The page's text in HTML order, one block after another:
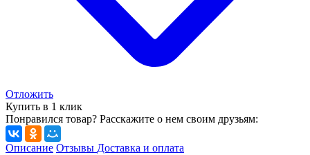
Отложить
Купить в 1 клик
Понравился товар? Расскажите о нем своим друзьям:
Описание Отзывы Доставка и оплата